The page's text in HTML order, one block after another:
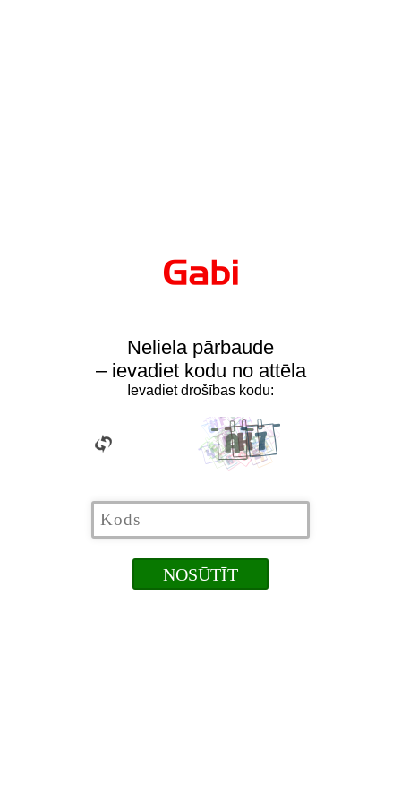
Neliela pārbaude
– ievadiet kodu no attēla
Ievadiet drošības kodu: